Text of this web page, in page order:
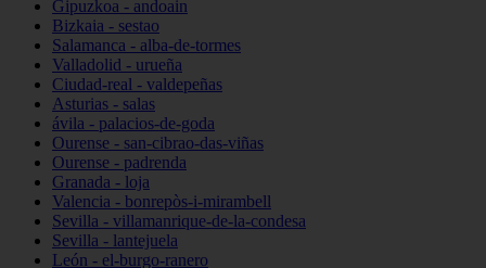
Gipuzkoa - andoain
Bizkaia - sestao
Salamanca - alba-de-tormes
Valladolid - urueña
Ciudad-real - valdepeñas
Asturias - salas
ávila - palacios-de-goda
Ourense - san-cibrao-das-viñas
Ourense - padrenda
Granada - loja
Valencia - bonrepòs-i-mirambell
Sevilla - villamanrique-de-la-condesa
Sevilla - lantejuela
León - el-burgo-ranero